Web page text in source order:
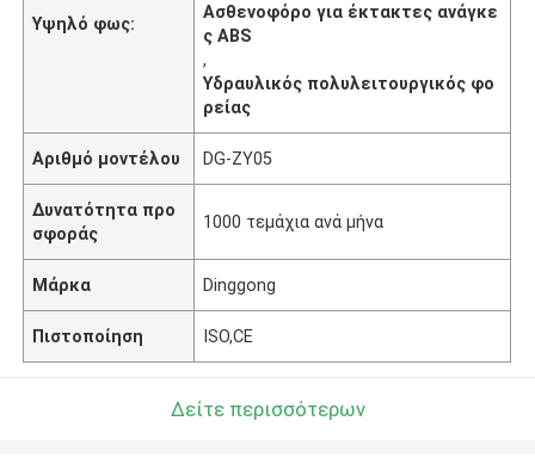
Υψηλό φως:
Ασθενοφόρο για έκτακτες ανάγκε
ς ABS
,
Υδραυλικός πολυλειτουργικός φο
ρείας
Αριθμό μοντέλου DG-ZY05
Δυνατότητα προ
σφοράς
1000 τεμάχια ανά μήνα
Μάρκα Dinggong
Πιστοποίηση ISO,CE
Δείτε περισσότερων